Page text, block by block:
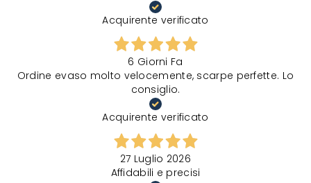
Acquirente verificato
6 Giorni Fa
Ordine evaso molto velocemente, scarpe perfette. Lo
consiglio.
Acquirente verificato
27 Luglio 2026
Affidabili e precisi